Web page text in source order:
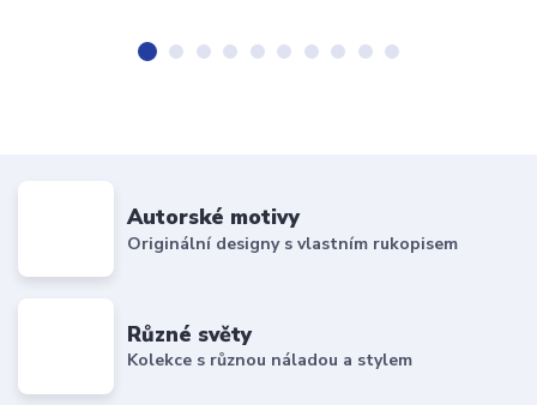
Autorské motivy
Originální designy s vlastním rukopisem
Různé světy
Kolekce s různou náladou a stylem